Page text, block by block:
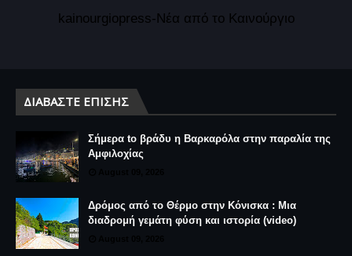
kainourgiopress-Νέα από το Καινούργιο
ΔΙΑΒΆΣΤΕ ΕΠΊΣΗΣ
Σήμερα to βράδυ η Βαρκαρόλα στην παραλία της
Αμφιλοχίας
Δρόμος από το Θέρμο στην Κόνισκα : Μια
διαδρομή γεμάτη φύση και ιστορία (video)